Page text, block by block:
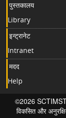
पुस्तकालय
Library
इन्ट्रानेट
Intranet
मदद
Help
©2026 SCTIMST.
विकसित और